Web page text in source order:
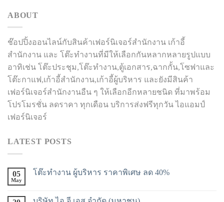
ABOUT
ช๊อปปิ้งออนไลน์กับสินค้าเฟอร์นิเจอร์สำนักงาน เก้าอี้
สำนักงาน และ โต๊ะทำงานที่มีให้เลือกกันหลากหลายรูปแบบ
อาทิเช่น โต๊ะประชุม,โต๊ะทำงาน,ตู้เอกสาร,ฉากกั้น,โซฟาและ
โต๊ะกาแฟ,เก้าอี้สำนักงาน,เก้าอี้ผู้บริหาร และยังมีสินค้า
เฟอร์นิเจอร์สำนักงานอืน ๆ ให้เลือกอีกหลายชนิด ที่มาพร้อม
โปรโมรชั่น ลดราคา ทุกเดือน บริการส่งฟรีทุกวัน ไอแอมป์
เฟอร์นิเจอร์
LATEST POSTS
05
May
โต๊ะทำงาน ผู้บริหาร ราคาพิเศษ ลด 40%